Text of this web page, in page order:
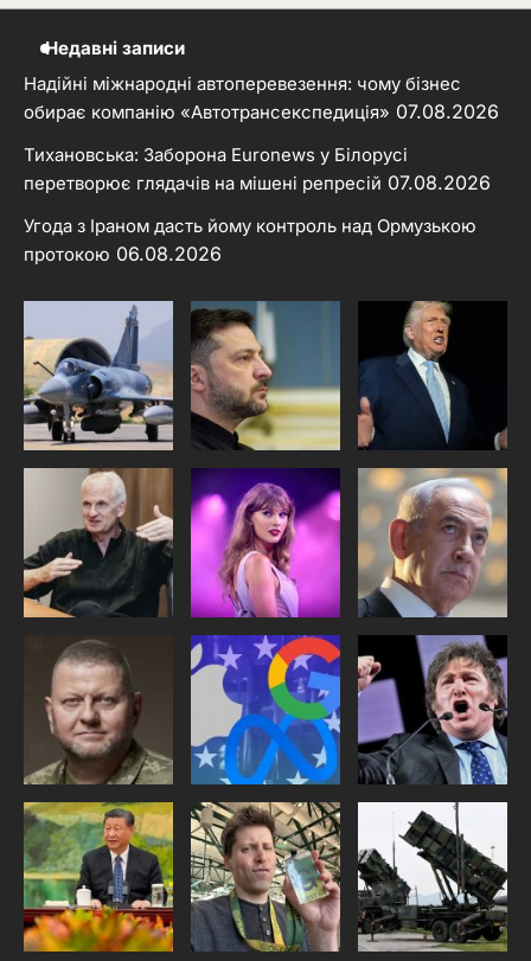
Недавні записи
Надійні міжнародні автоперевезення: чому бізнес
обирає компанію «Автотрансекспедиція» 07.08.2026
Тихановська: Заборона Euronews у Білорусі
перетворює глядачів на мішені репресій 07.08.2026
Угода з Іраном дасть йому контроль над Ормузькою
протокою 06.08.2026